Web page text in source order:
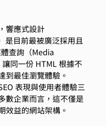
響應式設計
是目前最被廣泛採用且
查詢（Media
同一份 HTML 根據不
到最佳瀏覽體驗。
表現與使用者體驗三
數企業而言，這不僅是
效益的網站架構。